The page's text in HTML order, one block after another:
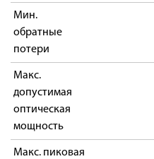
Мин.
обратные
потери
Макс.
допустимая
оптическая
мощность
Макс. пиковая